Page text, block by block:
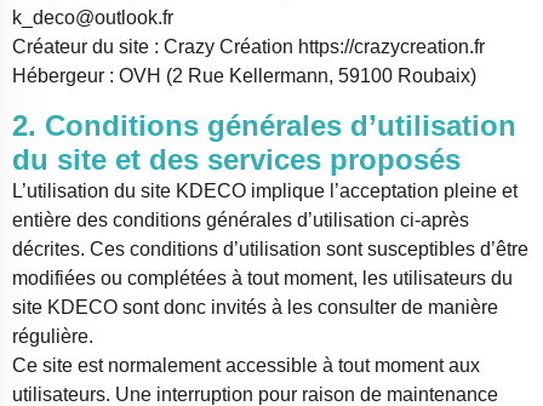
k_deco@outlook.fr
Créateur du site : Crazy Création https://crazycreation.fr
Hébergeur : OVH (2 Rue Kellermann, 59100 Roubaix)
2. Conditions générales d’utilisation
du site et des services proposés
L’utilisation du site KDECO implique l’acceptation pleine et
entière des conditions générales d’utilisation ci-après
décrites. Ces conditions d’utilisation sont susceptibles d’être
modifiées ou complétées à tout moment, les utilisateurs du
site KDECO sont donc invités à les consulter de manière
régulière.
Ce site est normalement accessible à tout moment aux
utilisateurs. Une interruption pour raison de maintenance